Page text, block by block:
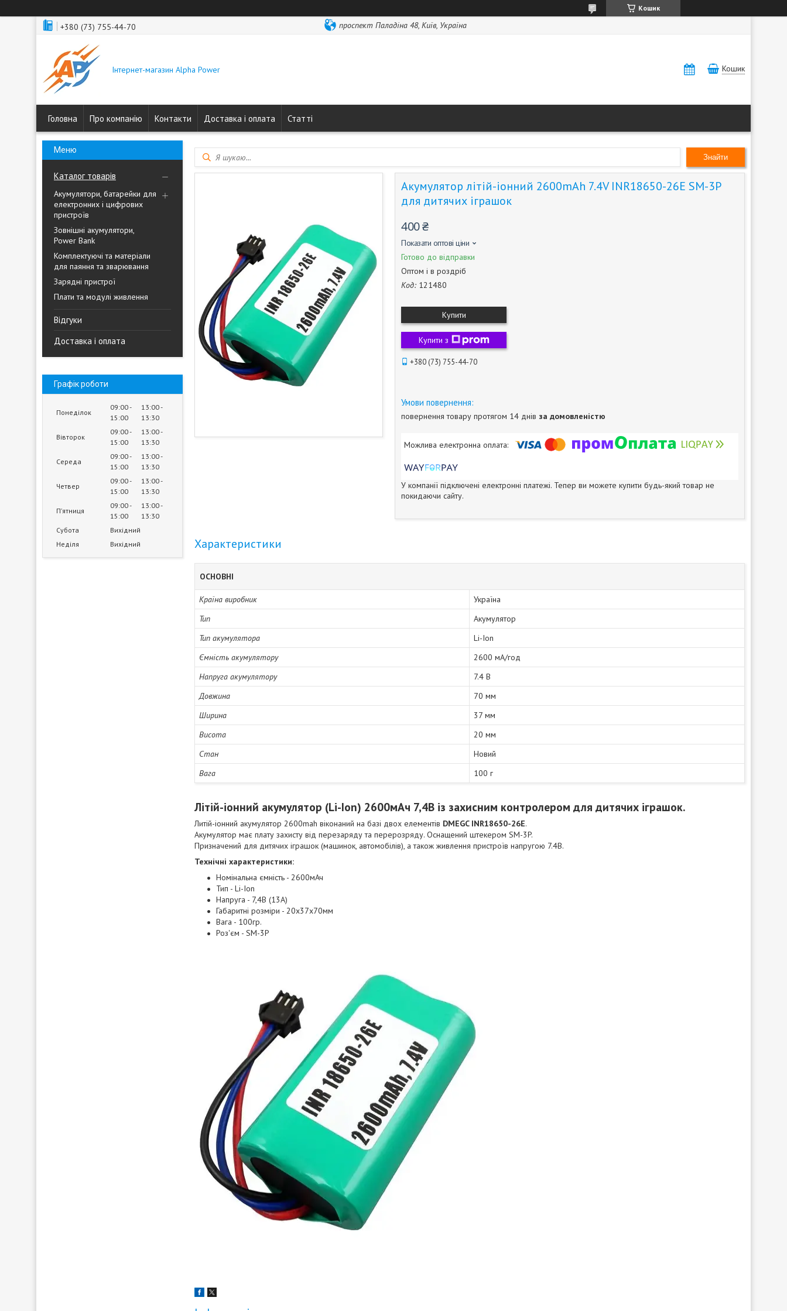
Кошик
+380 (73) 755-44-70 проспект Паладіна 48, Київ, Україна
Інтернет-магазин Alpha Power Кошик
Головна Про компанію Контакти Доставка і оплата Статті
Каталог товарів
Акумулятори, батарейки для
електронних і цифрових
пристроїв
Зовнішні акумулятори,
Power Bank
Комплектуючі та матеріали
для паяння та зварювання
Зарядні пристрої
Плати та модулі живлення
Відгуки
Доставка і оплата
Графік роботи
Понеділок
09:00
15:00
13:00
13:30
Вівторок
09:00
15:00
13:00
13:30
Середа
09:00
15:00
13:00
13:30
Четвер
09:00
15:00
13:00
13:30
Пʼятниця
09:00
15:00
13:00
13:30
Субота
Вихідний
Неділя
Вихідний
Знайти
Акумулятор літій-іонний 2600mAh 7.4V INR18650-26E SM-3P
для дитячих іграшок
400 ₴
Показати оптові ціни
Готово до відправки
Оптом і в роздріб
Код: 121480
Купити
Купити з
+380 (73) 755-44-70
повернення товару протягом 14 днів за домовленістю
У компанії підключені електронні платежі. Тепер ви можете купити будь-який товар не
покидаючи сайту.
Характеристики
ОСНОВНІ
Країна виробник
Україна
Тип
Акумулятор
Тип акумулятора
Li-Ion
Ємність акумулятору
2600 мА/год
Напруга акумулятору
7.4 В
Довжина
70 мм
Ширина
37 мм
Висота
20 мм
Стан
Новий
Вага
100 г
Літій-іонний акумулятор (Li-Ion) 2600мАч 7,4В із захисним контролером для дитячих іграшок.
Литій-іонний акумулятор 2600mah віконаний на базі двох елементів DMEGC INR18650-26E.
Акумулятор має плату захисту від перезаряду та перерозряду. Оснащений штекером SM-3P.
Призначений для дитячих іграшок (машинок, автомобілів), а також живлення пристроїв напругою 7.4В.
Технічні характеристики:
Номінальна ємність - 2600мАч
Тип - Li-Ion
Напруга - 7,4В (13А)
Габаритні розміри - 20х37х70мм
Вага - 100гр.
Роз'єм - SM-3P